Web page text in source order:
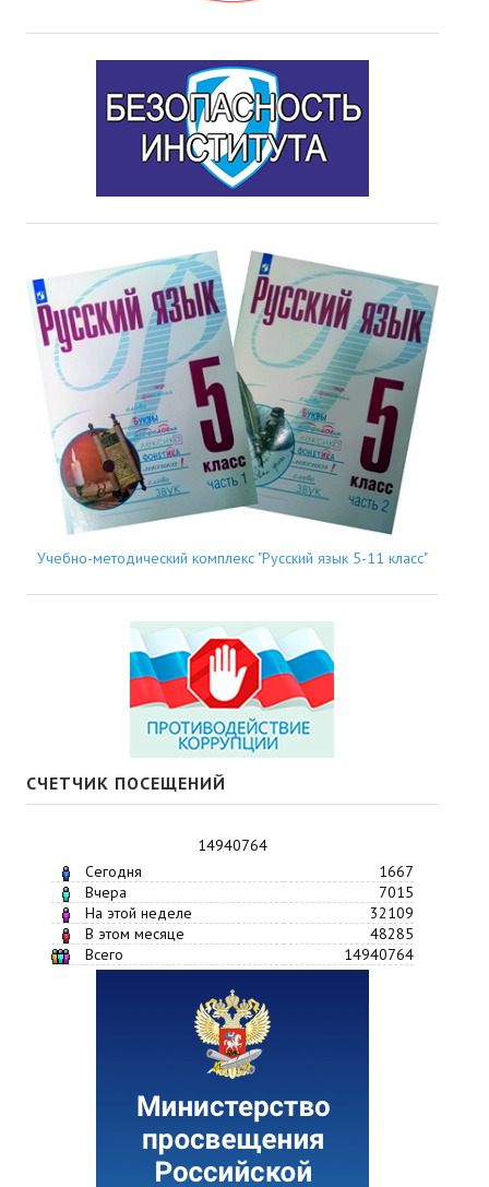
Учебно-методический комплекс "Русский язык 5-11 класс"
СЧЕТЧИК ПОСЕЩЕНИЙ
14940764
Сегодня
1667
Вчера
7015
На этой неделе
32109
В этом месяце
48285
Всего
14940764